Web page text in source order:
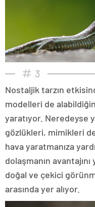
3
Nostaljik tarzın
modelleri de
yaratıyor. Neredeyse
gözlükleri, mimikleri
hava yaratmanıza
dolaşmanın
doğal ve çekici
arasında yer alıyor.